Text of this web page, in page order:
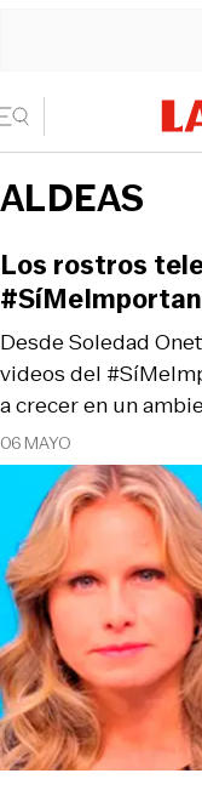
ALDEAS
06 MAYO
Desde Soledad
videos del
a crecer en un
Los rostros